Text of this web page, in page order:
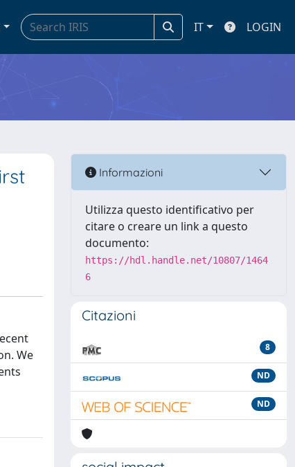
IT LOGIN
We
Informazioni
Utilizza questo identificativo per
citare o creare un link a questo
documento:
https://hdl.handle.net/10807/1464
6
Citazioni
8
ND
ND